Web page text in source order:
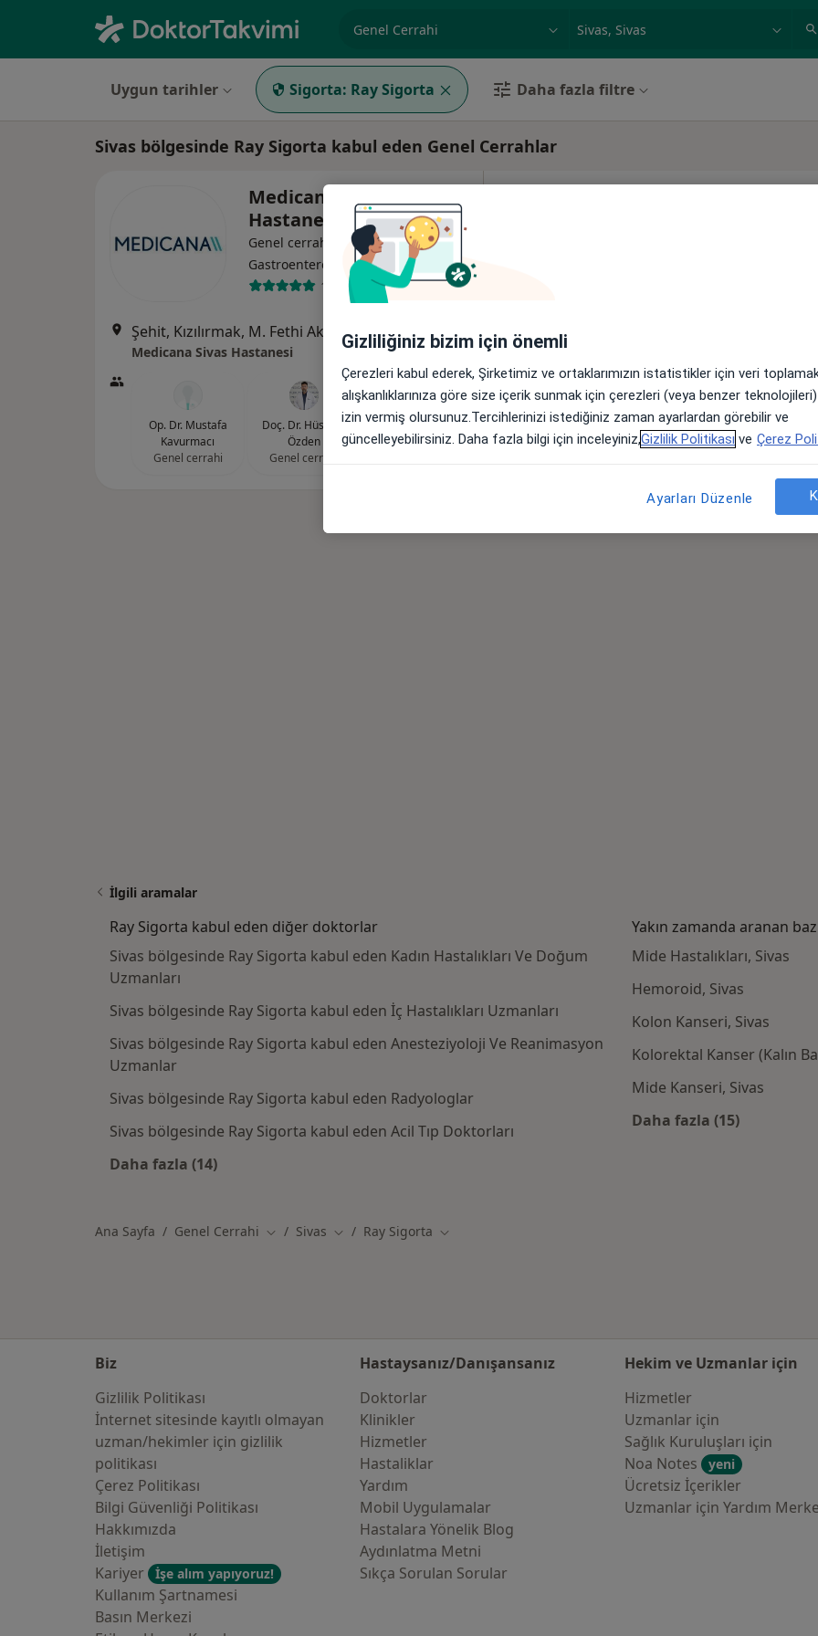
Uygun tarihler Sigorta: Ray Sigorta Daha fazla filtre
Sivas bölgesinde Ray Sigorta kabul eden Genel Cerrahlar
Medicana Sivas
Hastanesi
Genel cerrahi, İç hastalıkları,
Gastroenteroloji
·Daha fazla
119 görüş
Harita
Medicana Sivas Hastanesi
Op. Dr. Mustafa
Kavurmacı
Genel cerrahi
Doç. Dr. Hüseyin
Özden
Genel cerrahi
İlgili aramalar
Ray Sigorta kabul eden diğer doktorlar
Sivas bölgesinde Ray Sigorta kabul eden Kadın Hastalıkları Ve Doğum
Uzmanları
Sivas bölgesinde Ray Sigorta kabul eden İç Hastalıkları Uzmanları
Sivas bölgesinde Ray Sigorta kabul eden Anesteziyoloji Ve Reanimasyon
Uzmanlar
Sivas bölgesinde Ray Sigorta kabul eden Radyologlar
Sivas bölgesinde Ray Sigorta kabul eden Acil Tıp Doktorları
Daha fazla (14)
Yakın zamanda aranan
Mide Hastalıkları, Sivas
Hemoroid, Sivas
Kolon Kanseri, Sivas
Kolorektal Kanser (Kalın
Mide Kanseri, Sivas
Daha fazla (15)
Ana Sayfa Genel Cerrahi Şehir değiştir
Sivas Şehir değiştir
Ray Sigorta Şehir değiştir
Biz
Gizlilik Politikası
İnternet sitesinde kayıtlı olmayan
uzman/hekimler i̇çin gizlilik
politikası
Çerez Politikası
Bilgi Güvenliği Politikası
Hakkımızda
İletişim
Kariyer
İşe alım yapıyoruz!
Kullanım Şartnamesi
Basın Merkezi
Hastaysanız/Danışansanız
Doktorlar
Klinikler
Hizmetler
Hastaliklar
Yardım
Mobil Uygulamalar
Hastalara Yönelik Blog
Aydınlatma Metni
Sıkça Sorulan Sorular
Hekim ve Uzmanlar için
Hizmetler
Uzmanlar için
Sağlık Kuruluşları için
Noa Notes
yeni
Ücretsiz İçerikler
Uzmanlar için Yardım
Gizliliğiniz bizim için önemli
Çerezleri kabul ederek, Şirketimiz ve ortaklarımızın istatistikler için veri
alışkanlıklarınıza göre size içerik sunmak için çerezleri (veya benzer
izin vermiş olursunuz.Tercihlerinizi istediğiniz zaman ayarlardan görebilir ve
güncelleyebilirsiniz. Daha fazla bilgi için inceleyiniz,Gizlilik Politikası ve Çerez
Ayarları Düzenle